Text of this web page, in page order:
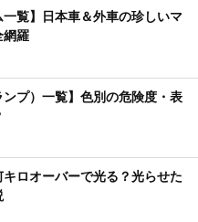
一覧】日本車＆外車の珍しいマ
網羅
ンプ）一覧】色別の危険度・表
ロオーバーで光る？光らせた